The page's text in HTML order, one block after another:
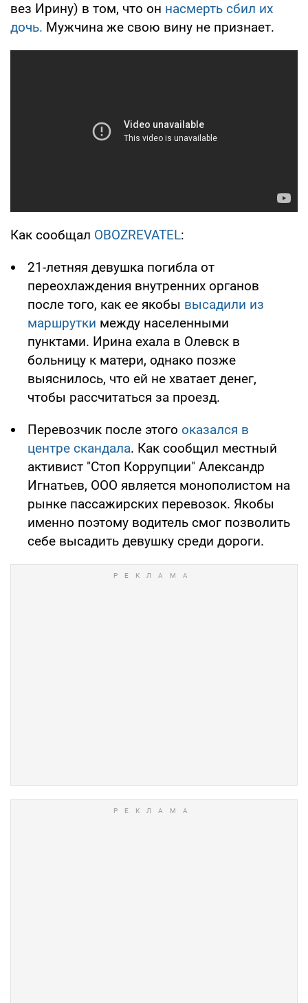
вез Ирину) в том, что он насмерть сбил их
дочь. Мужчина же свою вину не признает.
Как сообщал OBOZREVATEL:
21-летняя девушка погибла от
переохлаждения внутренних органов
после того, как ее якобы высадили из
маршрутки между населенными
пунктами. Ирина ехала в Олевск в
больницу к матери, однако позже
выяснилось, что ей не хватает денег,
чтобы рассчитаться за проезд.
Перевозчик после этого оказался в
центре скандала. Как сообщил местный
активист "Стоп Коррупции" Александр
Игнатьев, ООО является монополистом на
рынке пассажирских перевозок. Якобы
именно поэтому водитель смог позволить
себе высадить девушку среди дороги.